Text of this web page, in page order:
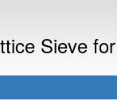
Sieve